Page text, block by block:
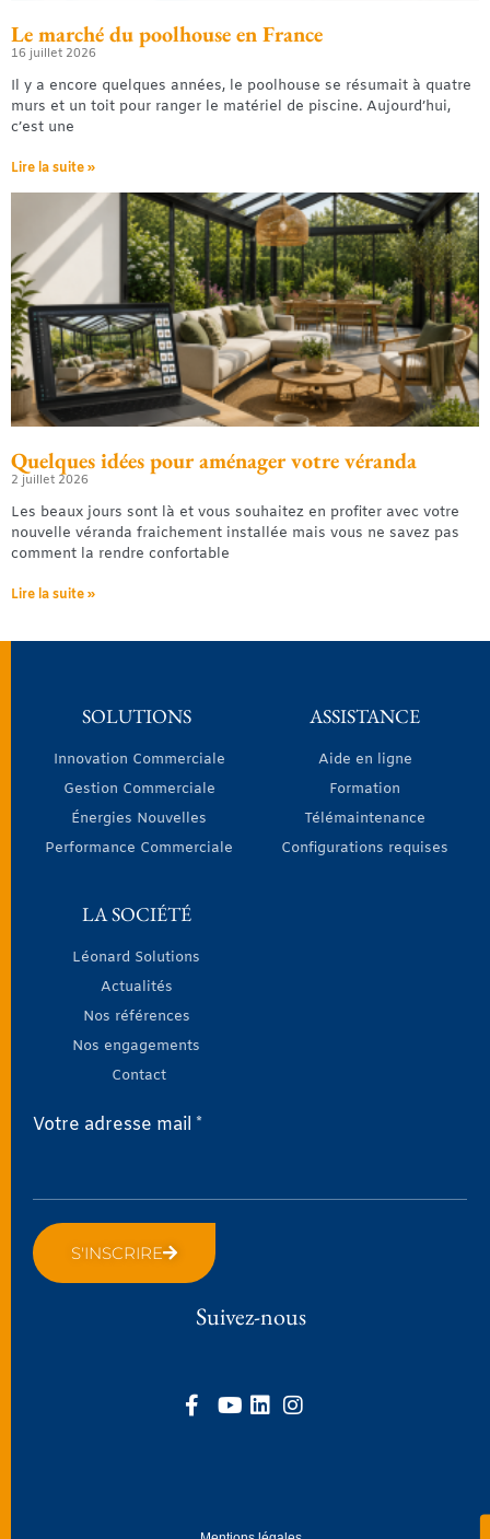
Le marché du poolhouse en France
16 juillet 2026
Il y a encore quelques années, le poolhouse se résumait à quatre
murs et un toit pour ranger le matériel de piscine. Aujourd’hui,
c’est une
Lire la suite »
Quelques idées pour aménager votre véranda
2 juillet 2026
Les beaux jours sont là et vous souhaitez en profiter avec votre
nouvelle véranda fraichement installée mais vous ne savez pas
comment la rendre confortable
Lire la suite »
SOLUTIONS
Innovation Commerciale
Gestion Commerciale
Énergies Nouvelles
Performance Commerciale
ASSISTANCE
Aide en ligne
Formation
Télémaintenance
Configurations requises
LA SOCIÉTÉ
Léonard Solutions
Actualités
Nos références
Nos engagements
Contact
Votre adresse mail *
S'INSCRIRE
Suivez-nous